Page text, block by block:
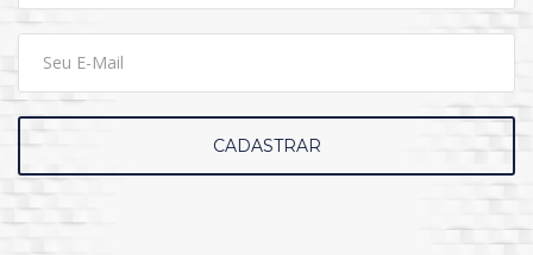
CADASTRAR